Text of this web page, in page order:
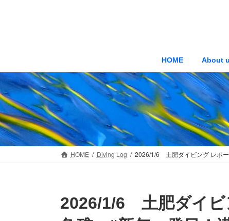
ス
キ
ッ
プ
ン
に
移
動
HOME About
HOME Diving Log 2026/1/6 土肥ダイビング レポ
2026/1/6 土肥ダイ